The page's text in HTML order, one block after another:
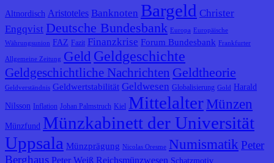
Altnordisch Aristoteles Banknoten Bargeld Christer
Engqvist Deutsche Bundesbank Europa
Europäische
Währungsunion
FAZ Fazit Finanzkrise Forum Bundesbank Frankfurter
Allgemeine Zeitung Geld Geldgeschichte
Geldgeschichtliche Nachrichten Geldtheorie
Geldverständnis Geldwertstabilität Geldwesen Globalisierung Gold Harald
Nilsson Inflation Johan Palmstruch Kiel Mittelalter Münzen
Münzfund Münzkabinett der Universität
Uppsala Münzprägung Nicolas Oresme Numismatik Peter
Berghaus Peter Weiß Reichsmünzwesen Schatzmotiv